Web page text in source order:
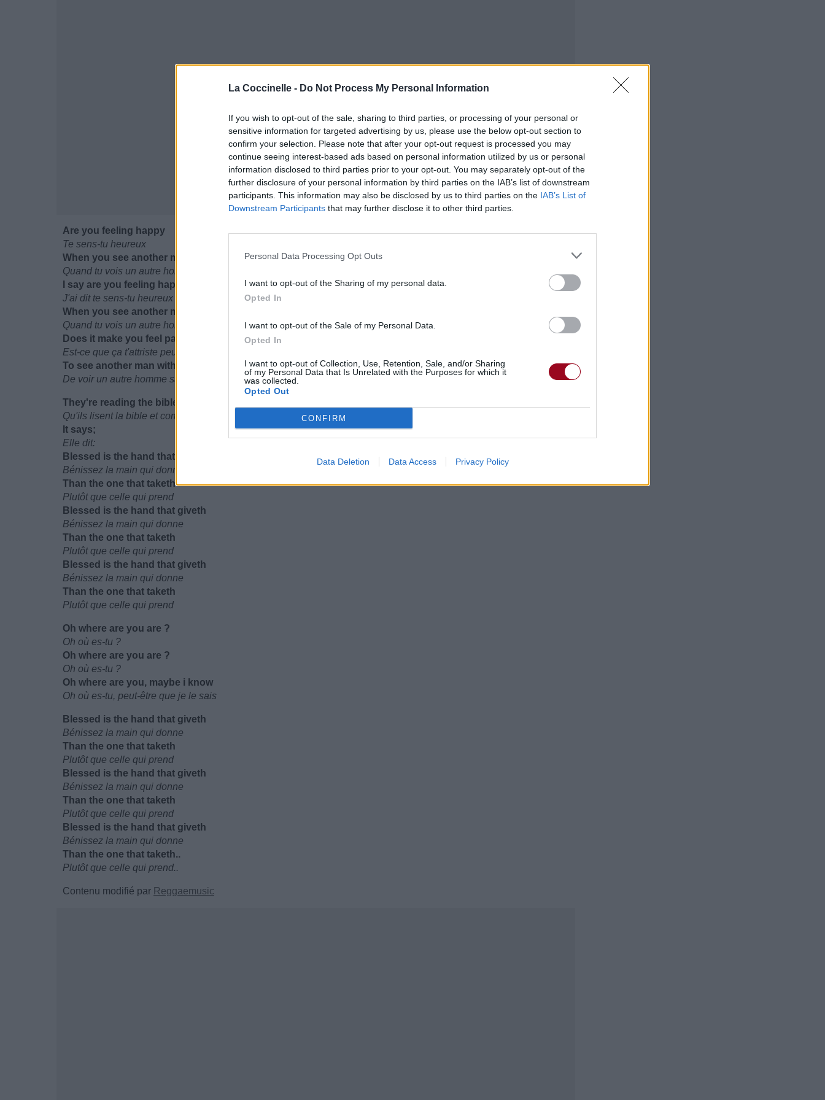
La Coccinelle - Do Not Process My Personal Information
If you wish to opt-out of the sale, sharing to third parties, or processing of your personal or
sensitive information for targeted advertising by us, please use the below opt-out section to
confirm your selection. Please note that after your opt-out request is processed you may
continue seeing interest-based ads based on personal information utilized by us or personal
information disclosed to third parties prior to your opt-out. You may separately opt-out of the
further disclosure of your personal information by third parties on the IAB’s list of downstream
participants. This information may also be disclosed by us to third parties on the IAB’s List of
Downstream Participants that may further disclose it to other third parties.
Personal Data Processing Opt Outs
I want to opt-out of the Sharing of my personal data.
Opted In
I want to opt-out of the Sale of my Personal Data.
Opted In
I want to opt-out of Collection, Use, Retention, Sale, and/or Sharing
of my Personal Data that Is Unrelated with the Purposes for which it
was collected.
Opted Out
CONFIRM
Data Deletion Data Access Privacy Policy
Are you feeling happy
Te sens-tu heureux
When you see another man starving
Quand tu vois un autre homme affamé
I say are you feeling happy
J'ai dit te sens-tu heureux
When you see another man with no food
Quand tu vois un autre homme sans nourriture
Does it make you feel pain maybe
Est-ce que ça t'attriste peut-être
To see another man without things
De voir un autre homme sans rien
They're reading the bible and understand what it says
Qu'ils lisent la bible et comprennent ce qu'elle dit
It says;
Elle dit:
Blessed is the hand that giveth
Bénissez la main qui donne
Than the one that taketh
Plutôt que celle qui prend
Blessed is the hand that giveth
Bénissez la main qui donne
Than the one that taketh
Plutôt que celle qui prend
Blessed is the hand that giveth
Bénissez la main qui donne
Than the one that taketh
Plutôt que celle qui prend
Oh where are you are ?
Oh où es-tu ?
Oh where are you are ?
Oh où es-tu ?
Oh where are you, maybe i know
Oh où es-tu, peut-être que je le sais
Blessed is the hand that giveth
Bénissez la main qui donne
Than the one that taketh
Plutôt que celle qui prend
Blessed is the hand that giveth
Bénissez la main qui donne
Than the one that taketh
Plutôt que celle qui prend
Blessed is the hand that giveth
Bénissez la main qui donne
Than the one that taketh..
Plutôt que celle qui prend..
Contenu modifié par Reggaemusic